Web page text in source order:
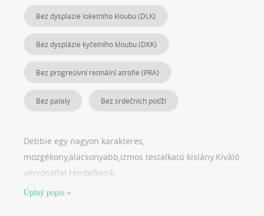
Bez dysplazie loketního kloubu (DLK)
Bez dysplázie kyčelního kloubu (DKK)
Bez progresivní retinální atrofie (PRA)
Bez pately Bez srdečních potíží
Debbie egy nagyon karakteres,
mozgékony,alacsonyabb,izmos testalkatú kislány.Kiváló
vérvonallal rendelkezik.
Úplný popis